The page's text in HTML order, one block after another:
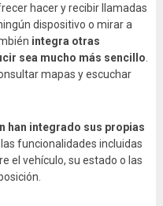
hacer y recibir llamadas
dispositivo o mirar a
integra otras
sea mucho más sencillo
mapas y escuchar
han integrado sus propias
funcionalidades incluidas
el vehículo, su estado o las